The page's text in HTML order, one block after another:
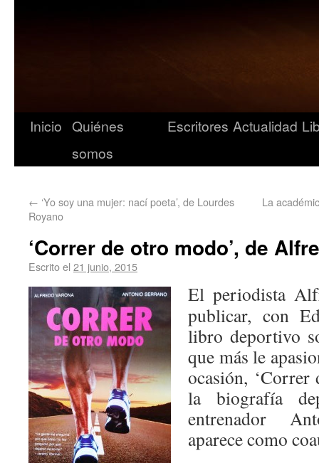
Inicio Quiénes
somos
Escritores Actualidad
← ‘Yo soy una mujer: nací poeta’, de Lourdes
Royano
La
‘Correr de otro modo’, de
Escrito el 21 junio, 2015
El periodista
publicar, con
libro deportivo
que más le
ocasión, ‘Correr
la biografía
entrenador
aparece como